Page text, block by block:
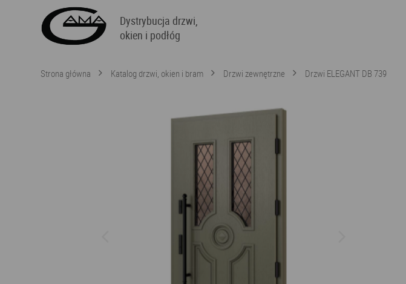
Dystrybucja drzwi,
okien i podłóg
Strona główna Katalog drzwi, okien i bram Drzwi zewnętrzne Drzwi ELEGANT DB 739